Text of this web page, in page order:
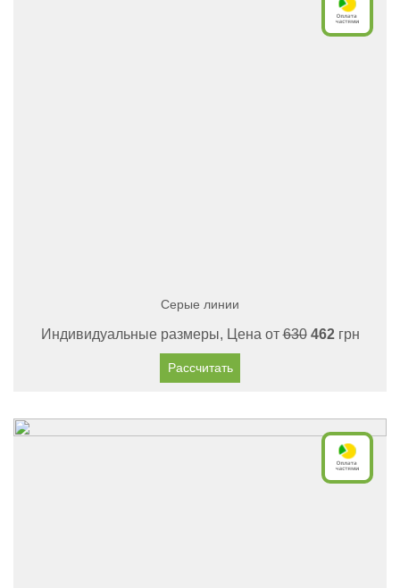
Серые линии
Индивидуальные размеры, Цена от630 462грн
Рассчитать